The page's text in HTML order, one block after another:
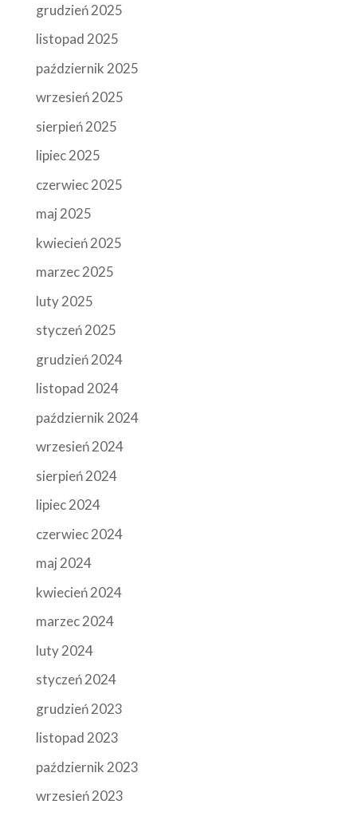
grudzień 2025
listopad 2025
październik 2025
wrzesień 2025
sierpień 2025
lipiec 2025
czerwiec 2025
maj 2025
kwiecień 2025
marzec 2025
luty 2025
styczeń 2025
grudzień 2024
listopad 2024
październik 2024
wrzesień 2024
sierpień 2024
lipiec 2024
czerwiec 2024
maj 2024
kwiecień 2024
marzec 2024
luty 2024
styczeń 2024
grudzień 2023
listopad 2023
październik 2023
wrzesień 2023